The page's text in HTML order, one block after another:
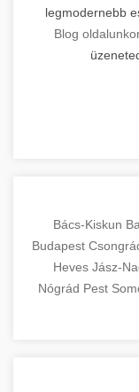
legmodernebb
Blog
Bács-Kiskun
Budapest
Heves Jász-
Nógrád Pest